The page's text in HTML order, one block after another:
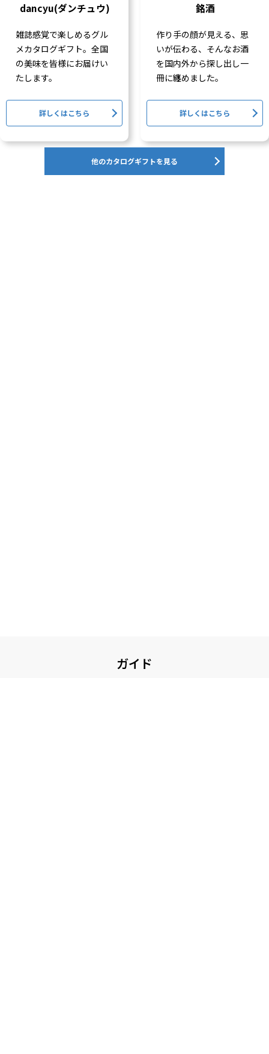
dancyu(ダンチュウ)
雑誌感覚で楽しめるグル
メカタログギフト。全国
の美味を皆様にお届けい
たします。
詳しくはこちら
銘酒
作り手の顔が見える、思
いが伝わる、そんなお酒
を国内外から探し出し一
冊に纏めました。
詳しくはこちら
他のカタログギフトを見る
ガイド